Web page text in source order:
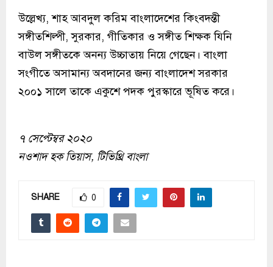
উল্লেখ্য, শাহ আবদুল করিম বাংলাদেশের কিংবদন্তী
সঙ্গীতশিল্পী, সুরকার, গীতিকার ও সঙ্গীত শিক্ষক যিনি
বাউল সঙ্গীতকে অনন্য উচ্চাতায় নিয়ে গেছেন। বাংলা
সংগীতে অসামান্য অবদানের জন্য বাংলাদেশ সরকার
২০০১ সালে তাকে একুশে পদক পুরস্কারে ভূষিত করে।
৭ সেপ্টেম্বর ২০২০
নওশাদ হক তিয়াস, টিভিথ্রি বাংলা
SHARE 0